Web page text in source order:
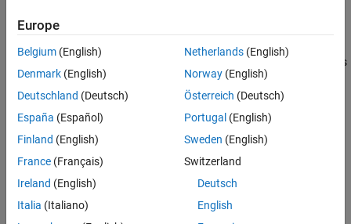
Il est possible de réutiliser la logique dans les diagrammes
Stateflow
en appelant des fonctions personnalisées dans les
états ou les transitions. Les diagrammes Stateflow supportent les
fonctions personnalisées suivantes :
Les fonctions graphiques contiennent un diagramme de flux
composé de jonctions et de transitions.
Les fonctions Simulink
contiennent un sous-système
Simulink.
Les fonctions MATLAB contiennent du code MATLAB.
Europe
Belgium (English)
Denmark (English)
Deutschland (Deutsch)
España (Español)
Finland (English)
France (Français)
Ireland (English)
Italia (Italiano)
Netherlands(English)
Norway(English)
Österreich (Deutsch)
Portugal (English)
Sweden (English)
Switzerland
Deutsch
English